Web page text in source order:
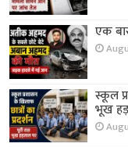
एक
स्कूल
भूख